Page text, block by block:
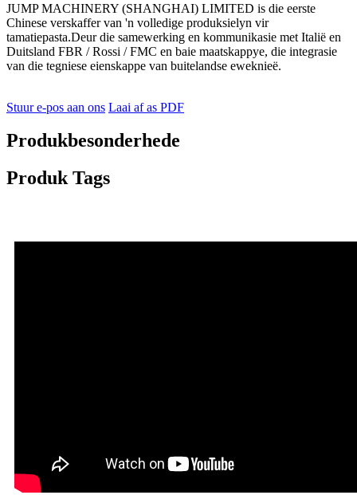
JUMP MACHINERY (SHANGHAI) LIMITED is die eerste
Chinese verskaffer van 'n volledige produksielyn vir
tamatiepasta.Deur die samewerking en kommunikasie met Italië en
Duitsland FBR / Rossi / FMC en baie maatskappye, die integrasie
van die tegniese eienskappe van buitelandse eweknieë.
Stuur e-pos aan ons Laai af as PDF
Produkbesonderhede
Produk Tags